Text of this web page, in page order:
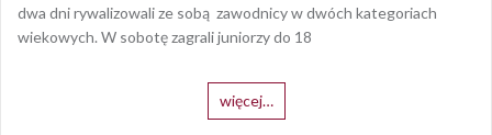
dwa dni rywalizowali ze sobą zawodnicy w dwóch kategoriach
wiekowych. W sobotę zagrali juniorzy do 18
więcej…